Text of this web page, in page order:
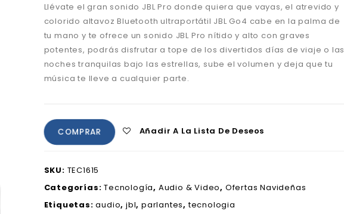
Llévate el gran sonido JBL Pro donde quiera que vayas, el atrevido y
colorido altavoz Bluetooth ultraportátil JBL Go4 cabe en la palma de
tu mano y te ofrece un sonido JBL Pro nítido y alto con graves
potentes, podrás disfrutar a tope de los divertidos días de viaje o las
noches tranquilas bajo las estrellas, sube el volumen y deja que tu
música te lleve a cualquier parte.
COMPRAR Añadir A La Lista De Deseos
SKU: TEC1615
Categorías:Tecnología, Audio & Video, Ofertas Navideñas
Etiquetas:audio, jbl, parlantes,tecnologia